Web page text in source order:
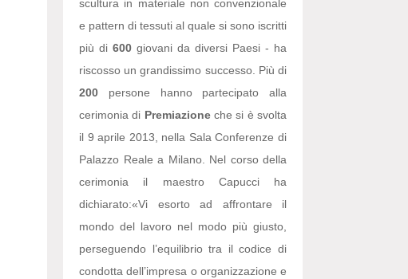
scultura in materiale non convenzionale
e pattern di tessuti al quale si sono iscritti
più di 600 giovani da diversi Paesi - ha
riscosso un grandissimo successo. Più di
200 persone hanno partecipato alla
cerimonia di Premiazioneche si è svolta
il 9 aprile 2013, nella Sala Conferenze di
Palazzo Reale a Milano. Nel corso della
cerimonia il maestro Capucci ha
dichiarato:«Vi esorto ad affrontare il
mondo del lavoro nel modo più giusto,
perseguendo l’equilibrio tra il codice di
condotta dell’impresa o organizzazione e